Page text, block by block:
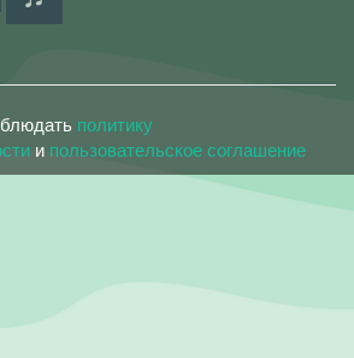
политику
и пользовательское соглашение